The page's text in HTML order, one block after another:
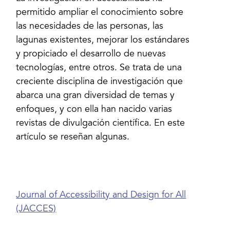
permitido ampliar el conocimiento sobre
las necesidades de las personas, las
lagunas existentes, mejorar los estándares
y propiciado el desarrollo de nuevas
tecnologías, entre otros. Se trata de una
creciente disciplina de investigación que
abarca una gran diversidad de temas y
enfoques, y con ella han nacido varias
revistas de divulgación científica. En este
artículo se reseñan algunas.
Journal of Accessibility and Design for All
(JACCES)